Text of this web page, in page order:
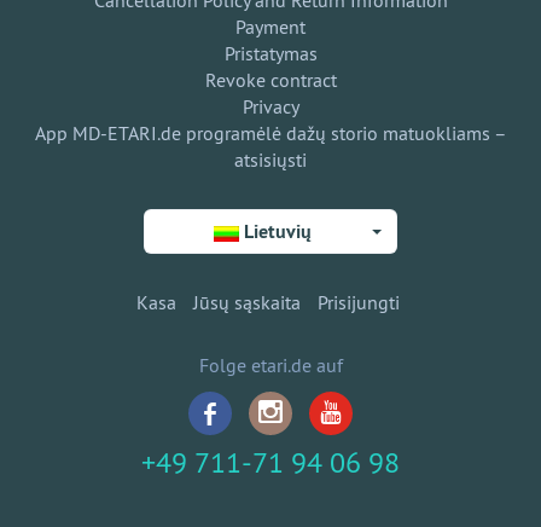
Payment
Pristatymas
Revoke contract
Privacy
App MD-ETARI.de programėlė dažų storio matuokliams –
atsisiųsti
Lietuvių
Kasa Jūsų sąskaita Prisijungti
Folge etari.de auf
+49 711-71 94 06 98